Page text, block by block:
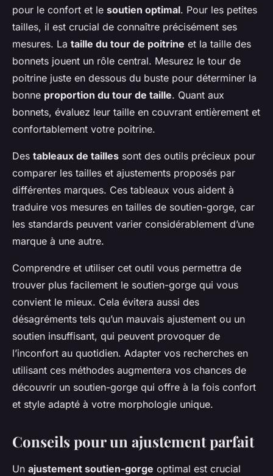
pour le confort et le soutien optimal. Pour les petites
tailles, il est crucial de connaître précisément ses
mesures. La taille du tour de poitrine et la taille des
bonnets jouent un rôle central. Mesurez le tour de
poitrine juste en dessous du buste pour déterminer la
bonne proportion du tour de taille. Quant aux
bonnets, évaluez leur taille en couvrant entièrement et
confortablement votre poitrine.
Des tableaux de tailles sont des outils précieux pour
comparer les tailles et ajustements proposés par
différentes marques. Ces tableaux vous aident à
traduire vos mesures en tailles de soutien-gorge, car
les standards peuvent varier considérablement d’une
marque à une autre.
Comprendre et utiliser cet outil vous permettra de
trouver plus facilement le soutien-gorge qui vous
convient le mieux. Cela évitera aussi des
désagréments tels qu’un mauvais ajustement ou un
soutien insuffisant, qui peuvent provoquer de
l’inconfort au quotidien. Adapter vos recherches en
utilisant ces méthodes augmentera vos chances de
découvrir un soutien-gorge qui offre à la fois confort
et style adapté à votre morphologie unique.
Conseils pour un ajustement parfait
Un ajustement soutien-gorge optimal est crucial